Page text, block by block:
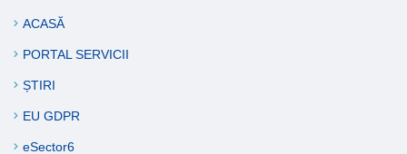
ACASĂ
PORTAL SERVICII
ȘTIRI
EU GDPR
eSector6